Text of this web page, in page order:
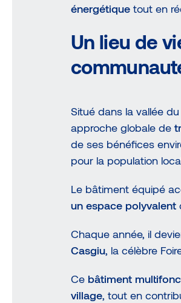
énergétique tout en
Un lieu de
Situé dans la vallée
approche globale de
de ses bénéfices
pour la population
Le bâtiment équipé
un espace polyvalent
Chaque année, il
Casgiu, la célèbre
Ce bâtiment
village, tout en